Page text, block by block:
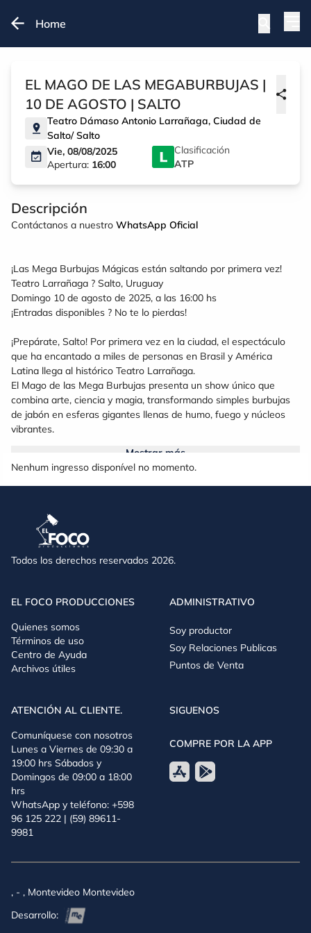
Home
EL MAGO DE LAS MEGABURBUJAS |
10 DE AGOSTO | SALTO
Teatro Dámaso Antonio Larrañaga, Ciudad de
Salto/Salto
Vie, 08/08/2025
Apertura: 16:00
Clasificación
ATP
Descripción
Contáctanos a nuestro WhatsApp Oficial
¡Las Mega Burbujas Mágicas están saltando por primera vez!
Teatro Larrañaga ? Salto, Uruguay
Domingo 10 de agosto de 2025, a las 16:00 hs
¡Entradas disponibles ? No te lo pierdas!
¡Prepárate, Salto! Por primera vez en la ciudad, el espectáculo
que ha encantado a miles de personas en Brasil y América
Latina llega al histórico Teatro Larrañaga.
El Mago de las Mega Burbujas presenta un show único que
combina arte, ciencia y magia, transformando simples burbujas
de jabón en esferas gigantes llenas de humo, fuego y núcleos
vibrantes.
Burbujas gigantes con efectos de humo y fuego
Interacción con el público y participación infantil
Más de 170.000 kilómetros recorridos, llevando magia por el
mundo
Clasificación:Apto para todo público
Comprá tus entradas con anticipacióny sé parte de una
Uruguay.
Mostrar más
Nenhum ingresso disponível no momento.
Todos los derechos reservados 2026.
EL FOCO PRODUCCIONES
Quienes somos
Términos de uso
Centro de Ayuda
Archivos útiles
ADMINISTRATIVO
Soy productor
Soy Relaciones Publicas
Puntos de Venta
ATENCIÓN AL CLIENTE.
Comuníquese con nosotros
Lunes a Viernes de 09:30 a
19:00 hrs Sábados y
Domingos de 09:00 a 18:00
hrs
WhatsApp y teléfono: +598
96 125 222 | (59) 89611-
9981
SIGUENOS
COMPRE POR LA APP
Desarrollo:
, - , Montevideo Montevideo